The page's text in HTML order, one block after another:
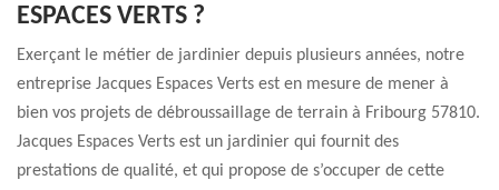
ESPACES VERTS ?
Exerçant le métier de jardinier depuis plusieurs années, notre
entreprise Jacques Espaces Verts est en mesure de mener à
bien vos projets de débroussaillage de terrain à Fribourg 57810.
Jacques Espaces Verts est un jardinier qui fournit des
prestations de qualité, et qui propose de s’occuper de cette